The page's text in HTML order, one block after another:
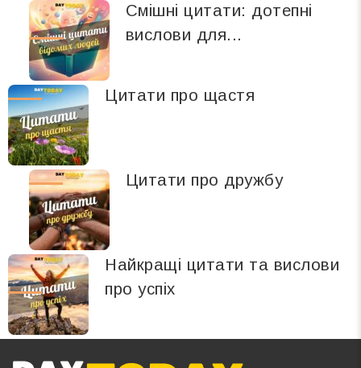
Смішні цитати: дотепні
вислови для...
Цитати про щастя
Цитати про дружбу
Найкращі цитати та вислови
про успіх